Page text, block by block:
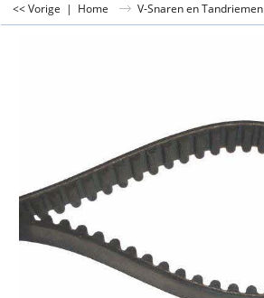
<< Vorige | Home V-Snaren en Tandriemen